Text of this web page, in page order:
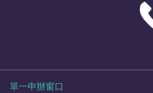
單一申辦窗口